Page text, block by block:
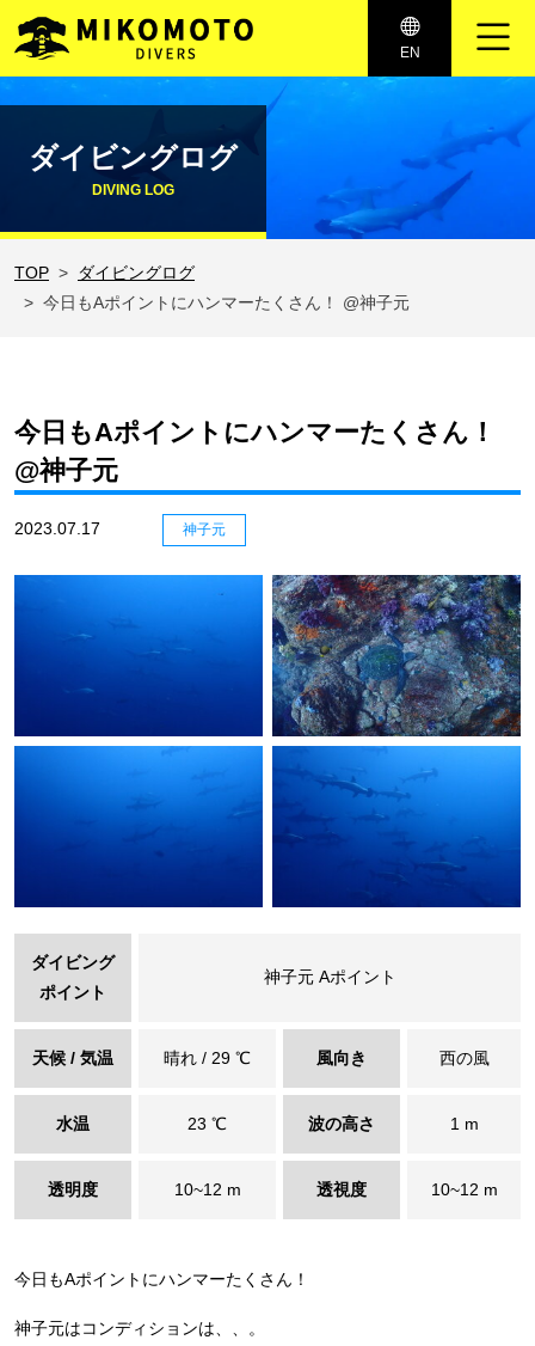
コンテンツへスキップ
メインナビゲーション EN
ダイビングログ
DIVING LOG
TOP
ダイビングログ
今日もAポイントにハンマーたくさん！ @神子元
今日もAポイントにハンマーたくさん！
@神子元
2023.07.17 神子元
ダイビング
ポイント
神子元 Aポイント
天候 / 気温 晴れ / 29 ℃ 風向き 西の風
水温 23 ℃ 波の高さ 1 m
透明度 10~12 m 透視度 10~12 m
今日もAポイントにハンマーたくさん！
神子元はコンディションは、、。